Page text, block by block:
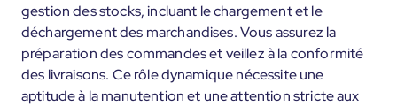
gestion des stocks, incluant le chargement et le
déchargement des marchandises. Vous assurez la
préparation des commandes et veillez à la conformité
des livraisons. Ce rôle dynamique nécessite une
aptitude à la manutention et une attention stricte aux